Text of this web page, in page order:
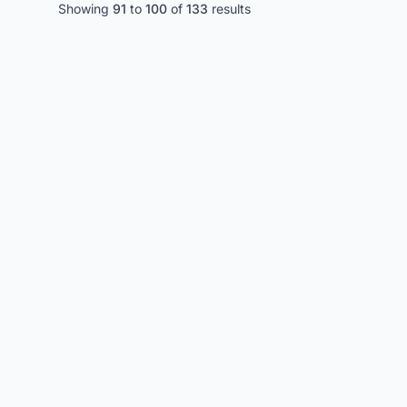
Showing 91 to 100 of 133 results